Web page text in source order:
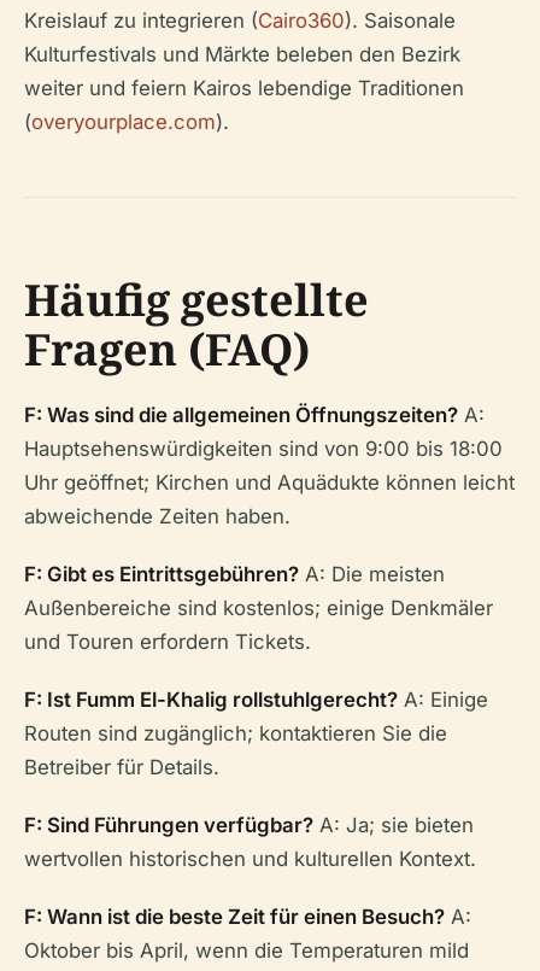
Kreislauf zu integrieren (Cairo360). Saisonale
Kulturfestivals und Märkte beleben den Bezirk
weiter und feiern Kairos lebendige Traditionen
(overyourplace.com).
Häufig gestellte
Fragen (FAQ)
F: Was sind die allgemeinen Öffnungszeiten? A:
Hauptsehenswürdigkeiten sind von 9:00 bis 18:00
Uhr geöffnet; Kirchen und Aquädukte können leicht
abweichende Zeiten haben.
F: Gibt es Eintrittsgebühren? A: Die meisten
Außenbereiche sind kostenlos; einige Denkmäler
und Touren erfordern Tickets.
F: Ist Fumm El-Khalig rollstuhlgerecht? A: Einige
Routen sind zugänglich; kontaktieren Sie die
Betreiber für Details.
F: Sind Führungen verfügbar? A: Ja; sie bieten
wertvollen historischen und kulturellen Kontext.
F: Wann ist die beste Zeit für einen Besuch? A:
Oktober bis April, wenn die Temperaturen mild